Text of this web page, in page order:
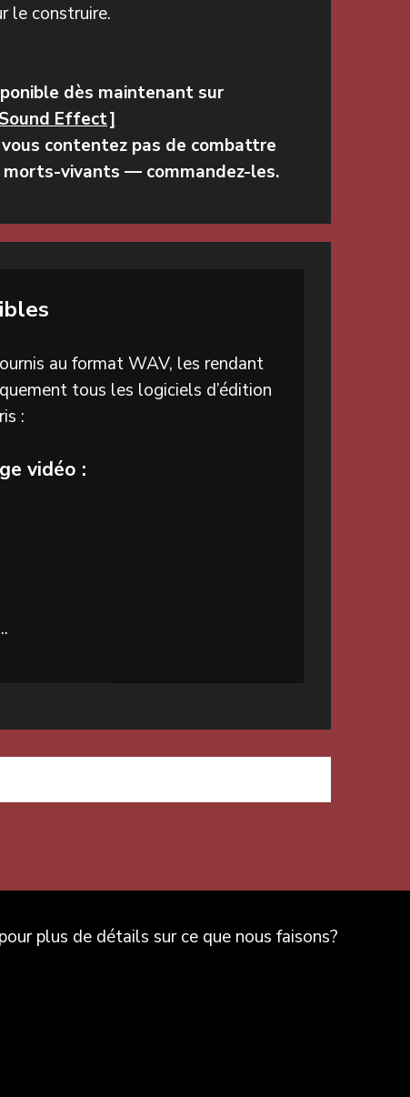
le construire.
dès maintenant sur
Effect]
contentez pas de combattre
morts-vivants — commandez-les.
au format WAV, les rendant
tous les logiciels d’édition
:
vidéo :
plus de détails sur ce que nous faisons?